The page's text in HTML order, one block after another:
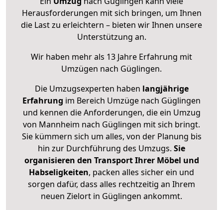
Herausforderungen mit sich bringen, um Ihnen
die Last zu erleichtern – bieten wir Ihnen unsere
Unterstützung an.
Wir haben mehr als 13 Jahre Erfahrung mit
Umzügen nach Güglingen.
Die Umzugsexperten haben langjährige
Erfahrung im Bereich Umzüge nach Güglingen
und kennen die Anforderungen, die ein Umzug
von Mannheim nach Güglingen mit sich bringt.
Sie kümmern sich um alles, von der Planung bis
hin zur Durchführung des Umzugs. Sie
organisieren den Transport Ihrer Möbel und
Habseligkeiten, packen alles sicher ein und
sorgen dafür, dass alles rechtzeitig an Ihrem
neuen Zielort in Güglingen ankommt.